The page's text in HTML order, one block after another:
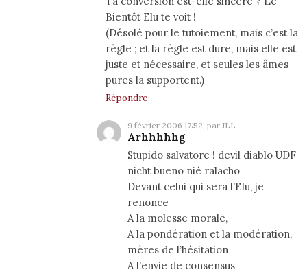
Bientôt Elu te voit !
(Désolé pour le tutoiement, mais c’est la
règle ; et la règle est dure, mais elle est
juste et nécessaire, et seules les âmes
pures la supportent.)
Répondre
9 février 2006 17:52, par JLL
Arhhhhhg
Stupido salvatore ! devil diablo UDF
nicht bueno nié ralacho
Devant celui qui sera l’Elu, je
renonce
A la molesse morale,
A la pondération et la modération,
mères de l’hésitation
A l’envie de consensus